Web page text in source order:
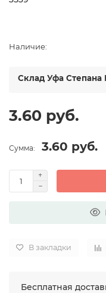
Наличие:
Склад Уфа Степана
3.60 руб.
Сумма: 3.60 руб.
В закладки
Бесплатная